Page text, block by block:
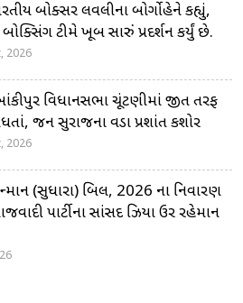
બોક્સર લવલીના બોર્ગોહેને કહ્યું,
ટીમે ખૂબ સારું પ્રદર્શન કર્યું છે.
2026
વિધાનસભા ચૂંટણીમાં જીત તરફ
જન સુરાજના વડા પ્રશાંત કિશોર
2026
(સુધારા) બિલ, 2026 ના નિવારણ
પાર્ટીના સાંસદ ઝિયા ઉર રહેમાન